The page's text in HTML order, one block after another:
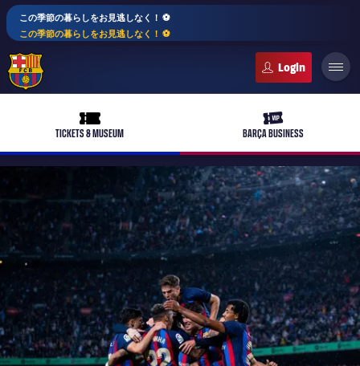
この季節の暮らしをお見逃しなく！ ⚽️
この季節の暮らしをお見逃しなく！ ⚽️
ticket-full
TICKETS & MUSEUM
ticket-vip
BARÇA BUSINESS
plusicon
label.aria.plus
バルサアカデミー
plusicon
label.aria.plus
10年毎
PLUSICON
LABEL.ARIA.PLUS
トップチーム
女子サッカー
plusicon
label.aria.plus
スケジュール
バルサAtlètic
plusicon
label.aria.plus